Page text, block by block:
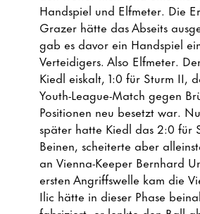
Handspiel und Elfmeter. Die
Grazer hätte das Abseits
gab es davor ein Handspiel
Verteidigers. Also Elfmeter.
Kiedl eiskalt, 1:0 für Sturm II,
Youth-League-Match gegen
Positionen neu besetzt war.
später hatte Kiedl das 2:0 für
Beinen, scheiterte aber
an Vienna-Keeper Bernhard
ersten Angriffswelle kam die
Ilic hätte in dieser Phase